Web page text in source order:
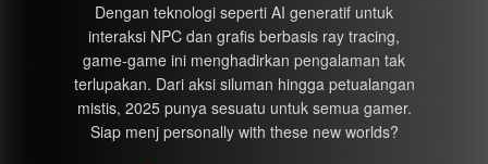
Dengan teknologi seperti AI generatif untuk
interaksi NPC dan grafis berbasis ray tracing,
game-game ini menghadirkan pengalaman tak
terlupakan. Dari aksi siluman hingga petualangan
mistis, 2025 punya sesuatu untuk semua gamer.
Siap menj personally with these new worlds?